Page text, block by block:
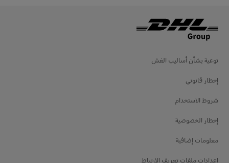
توعية بشأن أساليب الغش
إخطار قانوني
شروط الاستخدام
إخطار الخصوصية
معلومات إضافية
إعدادات ملفات تعريف الارتباط